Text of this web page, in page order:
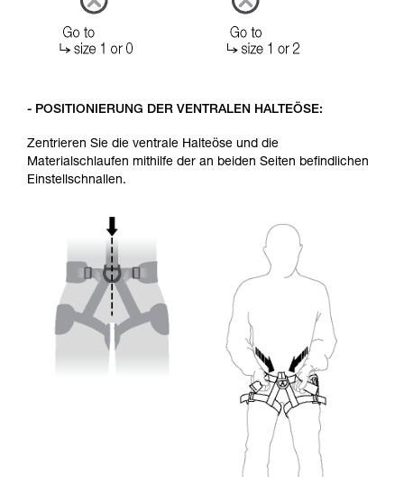
- POSITIONIERUNG DER VENTRALEN HALTEÖSE:
Zentrieren Sie die ventrale Halteöse und die
Materialschlaufen mithilfe der an beiden Seiten befindlichen
Einstellschnallen.